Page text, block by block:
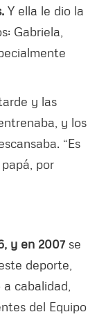
Y ella le dio la
Gabriela,
y las
y los
“Es
por
y en 2007 se
deporte,
cabalidad,
del Equipo